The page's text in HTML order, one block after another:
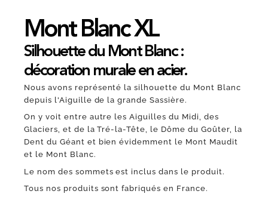
Mont Blanc XL
Silhouette du Mont Blanc :
décoration murale en acier.
Nous avons représenté la silhouette du Mont Blanc
depuis l'Aiguille de la grande Sassière.
On y voit entre autre les Aiguilles du Midi, des
Glaciers, et de la Tré-la-Tête, le Dôme du Goûter, la
Dent du Géant et bien évidemment le Mont Maudit
et le Mont Blanc.
Le nom des sommets est inclus dans le produit.
Tous nos produits sont fabriqués en France.